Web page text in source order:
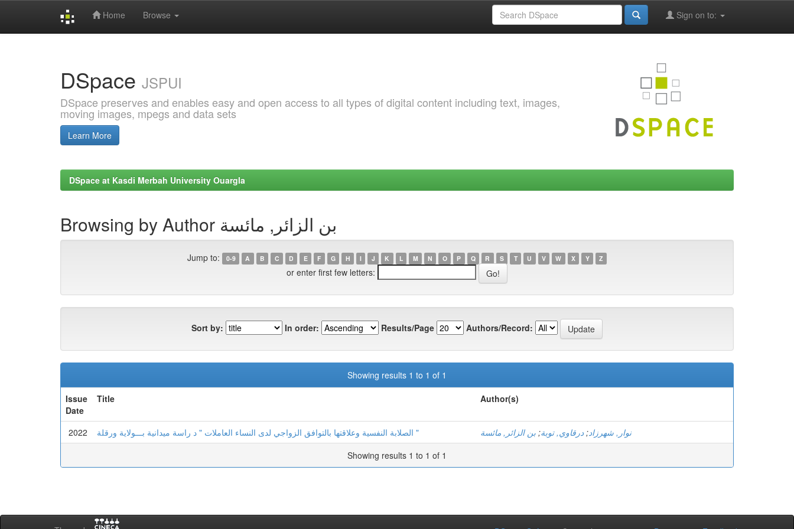
Home Browse Sign on to:
DSpace JSPUI
DSpace preserves and enables easy and open access to all types of digital content including text, images,
moving images, mpegs and data sets
Learn More
DSpace at Kasdi Merbah University Ouargla
Browsing by Author بن الزائر, مائسة
Jump to: 0-9 A B C D E F G H I J K L M N O P Q R S T U V W X Y Z
or enter first few letters:
Sort by: In order: Results/Page Authors/Record:
Showing results 1 to 1 of 1
Issue
Date
Title Author(s)
2022 الصلابة النفسية وعلاقتها بالتوافق الزواجي لدى النساء العاملات " د راسة ميدانية بـــولاية ورقلة " نوار, شهرزاد; درقاوي, توبة; بن الزائر, مائسة
Showing results 1 to 1 of 1